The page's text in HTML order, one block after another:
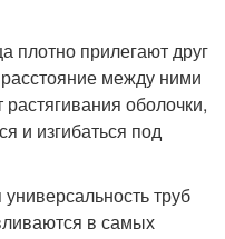
плотно прилегают друг
между ними
растягивания оболочки,
и изгибаться под
труб
в самых